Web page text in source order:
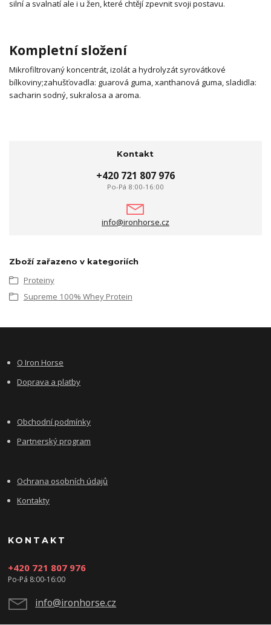
silní a svalnatí ale i u žen, které chtějí zpevnit svoji postavu.
Kompletní složení
Mikrofiltrovaný koncentrát, izolát a hydrolyzát syrovátkové
bílkoviny;zahušťovadla: guarová guma, xanthanová guma, sladidla:
sacharin sodný, sukralosa a aroma.
Kontakt
+420 721 807 976
Po-Pá 8:00-16:00
info@ironhorse.cz
Zboží zařazeno v kategoriích
Proteiny
Supreme 100% Whey Protein
O Iron Horse
Doprava a platby
Obchodní podmínky
Partnerský program
Ochrana osobních údajů
Kontakty
KONTAKT
+420 721 807 976
Po-Pá 8:00-16:00
info@ironhorse.cz